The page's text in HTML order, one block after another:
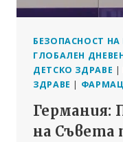
БЕЗОПАСНОСТ НА
ГЛОБАЛЕН
ДЕТСКО ЗДРАВЕ |
ЗДРАВЕ |
Германия:
на Съвета